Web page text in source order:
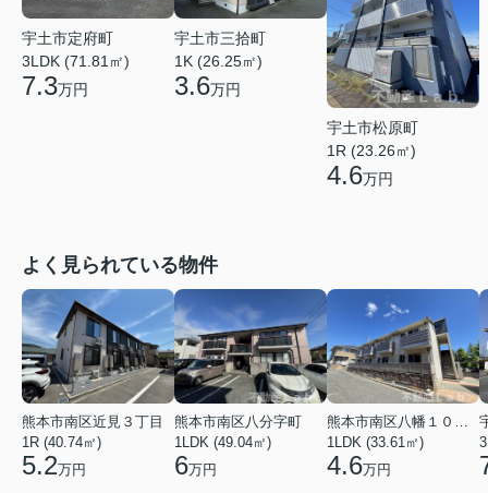
宇土市定府町
3LDK (71.81㎡)
7.3万円
宇土市三拾町
1K (26.25㎡)
3.6万円
宇土市松原町
1R (23.26㎡)
4.6万円
よく見られている物件
熊本市南区近見３丁目
1R (40.74㎡)
5.2万円
熊本市南区八分字町
1LDK (49.04㎡)
6万円
熊本市南区八幡１０丁目
1LDK (33.61㎡)
4.6万円